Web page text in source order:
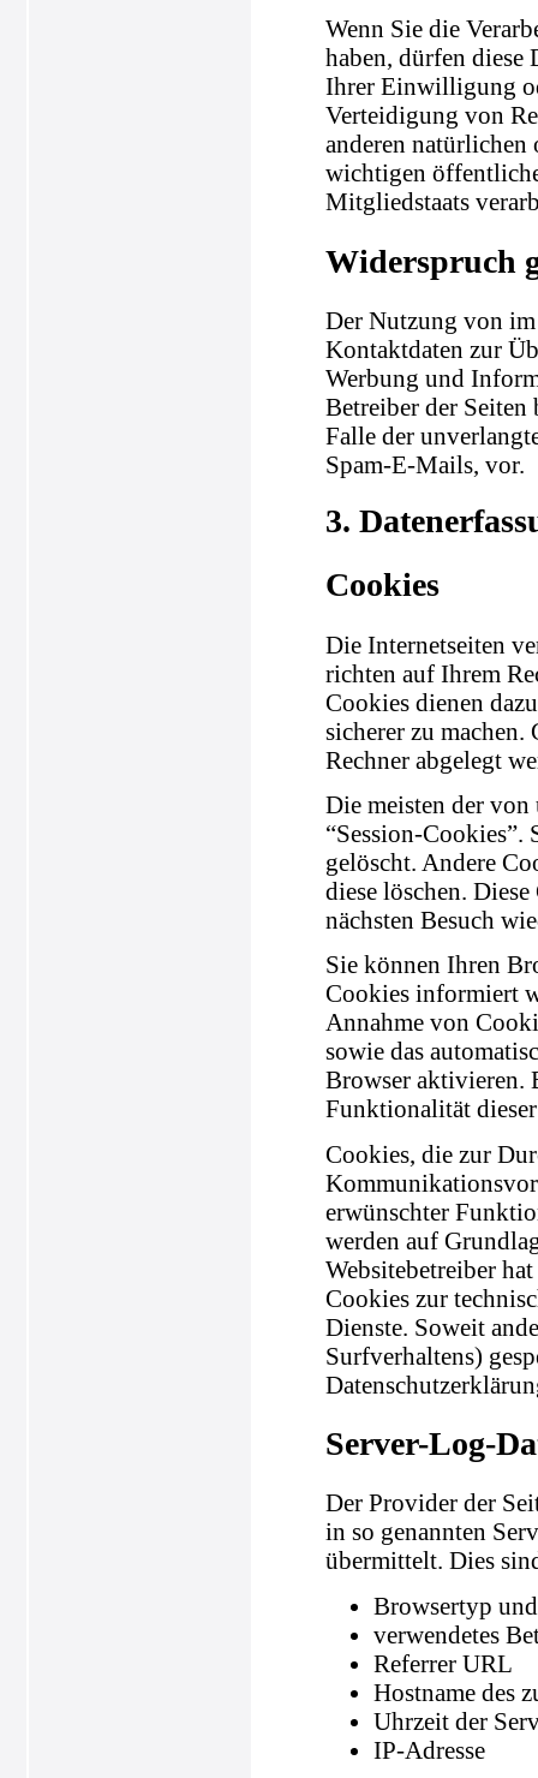
Wenn Sie die
haben, dürfen diese
Ihrer Einwilligung
Verteidigung von
anderen natürlichen
wichtigen
Mitgliedstaats
Widerspruch
Der Nutzung von
Kontaktdaten zur
Werbung und
Betreiber der
Falle der
Spam-E-Mails, vor.
3.
Cookies
Die Internetseiten
richten auf Ihrem
Cookies dienen
sicherer zu
Rechner abgelegt
Die meisten der von
“Session-Cookies”.
gelöscht. Andere
diese löschen.
nächsten Besuch
Sie können Ihren
Cookies informiert
Annahme von
sowie das
Browser aktivieren.
Funktionalität
Cookies, die zur
erwünschter
werden auf
Websitebetreiber
Cookies zur
Dienste. Soweit
Surfverhaltens)
Server-Log-
Der Provider der
in so genannten
übermittelt. Dies
Browsertyp
verwendetes
Referrer URL
Hostname des
Uhrzeit der
IP-Adresse